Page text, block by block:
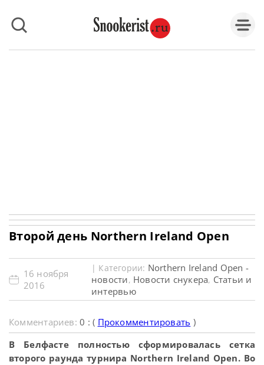
Второй день Northern Ireland Open
16 ноября
2016
| Категории: Northern Ireland Open -
новости, Новости снукера, Статьи и
интервью
Комментариев:0 : ( Прокомментировать )
В Белфасте полностью сформировалась сетка
второго раунда турнира Northern Ireland Open. Во